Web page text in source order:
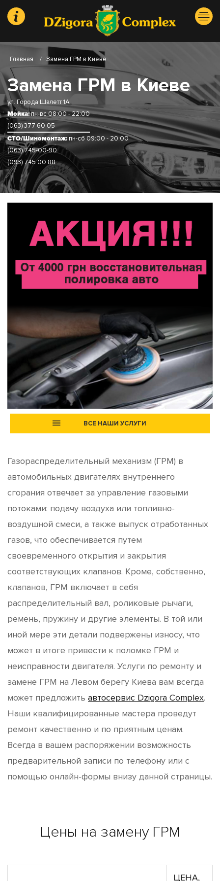
Главная / Замена ГРМ в Киеве
Замена ГРМ в Киеве
ул. Города Шалетт 1А
Мойка:пн-вс 08:00 - 22:00
(063) 377 60 05
СТО/Шиномонтаж:пн-сб 09:00 - 20:00
(063) 745-00-90
(093) 745 00 88
ВСЕ НАШИ УСЛУГИ
Газораспределительный механизм (ГРМ) в
автомобильных двигателях внутреннего
сгорания отвечает за управление газовыми
потоками: подачу воздуха или топливно-
воздушной смеси, а также выпуск отработанных
газов, что обеспечивается путем
своевременного открытия и закрытия
соответствующих клапанов. Кроме, собственно,
клапанов, ГРМ включает в себя
распределительный вал, роликовые рычаги,
ремень, пружину и другие элементы. В той или
иной мере эти детали подвержены износу, что
может в итоге привести к поломке ГРМ и
неисправности двигателя. Услуги по ремонту и
замене ГРМ на Левом берегу Киева вам всегда
может предложить автосервис Dzigora Complex.
Наши квалифицированные мастера проведут
ремонт качественно и по приятным ценам.
Всегда в вашем распоряжении возможность
предварительной записи по телефону или с
помощью онлайн-формы внизу данной страницы.
Цены на замену ГРМ
ЦЕНА,